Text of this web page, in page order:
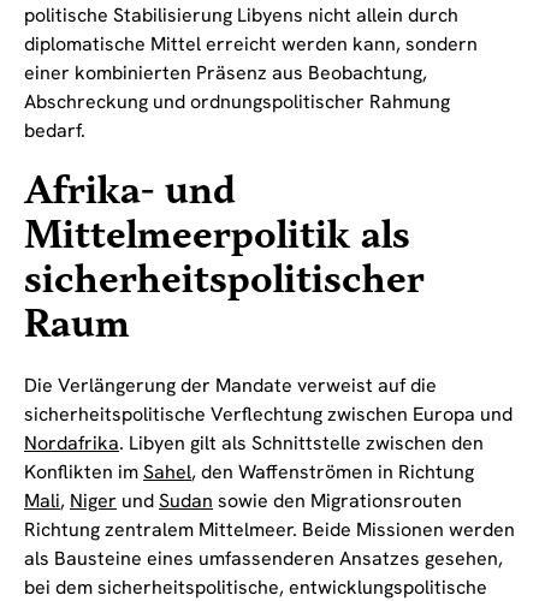
politische Stabilisierung Libyens nicht allein durch
diplomatische Mittel erreicht werden kann, sondern
einer kombinierten Präsenz aus Beobachtung,
Abschreckung und ordnungspolitischer Rahmung
bedarf.
Afrika- und
Mittelmeerpolitik als
sicherheitspolitischer
Raum
Die Verlängerung der Mandate verweist auf die
sicherheitspolitische Verflechtung zwischen Europa und
Nordafrika. Libyen gilt als Schnittstelle zwischen den
Konflikten imSahel, den Waffenströmen in Richtung
Mali, Niger undSudan sowie den Migrationsrouten
Richtung zentralem Mittelmeer. Beide Missionen werden
als Bausteine eines umfassenderen Ansatzes gesehen,
bei dem sicherheitspolitische, entwicklungspolitische